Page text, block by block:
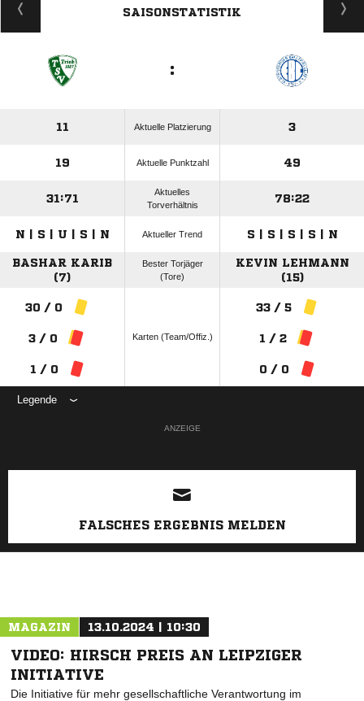
SAISONSTATISTIK
:
11 Aktuelle Platzierung 3
19 Aktuelle Punktzahl 49
31:71
Aktuelles
Torverhältnis
78:22
N | S | U | S | N Aktueller Trend S | S | S | S | N
BASHAR KARIB
(7)
Bester Torjäger
(Tore)
KEVIN LEHMANN
(15)
30 / 0
3 / 0
1 / 0
Karten (Team/Offiz.)
33 / 5
1 / 2
0 / 0
Legende
ANZEIGE
FALSCHES ERGEBNIS MELDEN
MAGAZIN 13.10.2024 | 10:30
VIDEO: HIRSCH PREIS AN LEIPZIGER
INITIATIVE
Die Initiative für mehr gesellschaftliche Verantwortung im